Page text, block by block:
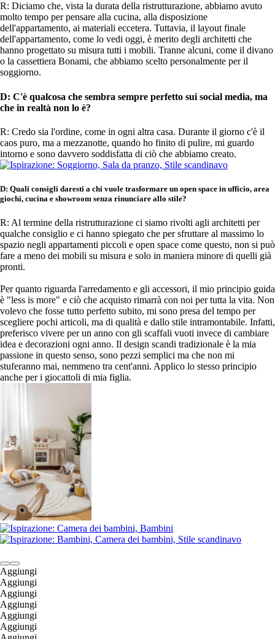
R: Diciamo che, vista la durata della ristrutturazione, abbiamo avuto
molto tempo per pensare alla cucina, alla disposizione
dell'appartamento, ai materiali eccetera. Tuttavia, il layout finale
dell'appartamento, come lo vedi oggi, è merito degli architetti che
hanno progettato su misura tutti i mobili. Tranne alcuni, come il divano
o la cassettiera Bonami, che abbiamo scelto personalmente per il
soggiorno.
D: C'è qualcosa che sembra sempre perfetto sui social media, ma
che in realtà non lo è?
R: Credo sia l'ordine, come in ogni altra casa. Durante il giorno c'è il
caos puro, ma a mezzanotte, quando ho finito di pulire, mi guardo
intorno e sono davvero soddisfatta di ciò che abbiamo creato.
D: Quali consigli daresti a chi vuole trasformare un open space in ufficio, area
giochi, cucina e showroom senza rinunciare allo stile?
R: Al termine della ristrutturazione ci siamo rivolti agli architetti per
qualche consiglio e ci hanno spiegato che per sfruttare al massimo lo
spazio negli appartamenti piccoli e open space come questo, non si può
fare a meno dei mobili su misura e solo in maniera minore di quelli già
pronti.
Per quanto riguarda l'arredamento e gli accessori, il mio principio guida
è "less is more" e ciò che acquisto rimarrà con noi per tutta la vita. Non
volevo che fosse tutto perfetto subito, mi sono presa del tempo per
scegliere pochi articoli, ma di qualità e dallo stile intramontabile. Infatti,
preferisco vivere per un anno con gli scaffali vuoti invece di cambiare
idea e decorazioni ogni anno. Il design scandi tradizionale è la mia
passione in questo senso, sono pezzi semplici ma che non mi
stuferanno mai, nemmeno tra cent'anni. Applico lo stesso principio
anche per i giocattoli di mia figlia.
Aggiungi
Aggiungi
Aggiungi
Aggiungi
Aggiungi
Aggiungi